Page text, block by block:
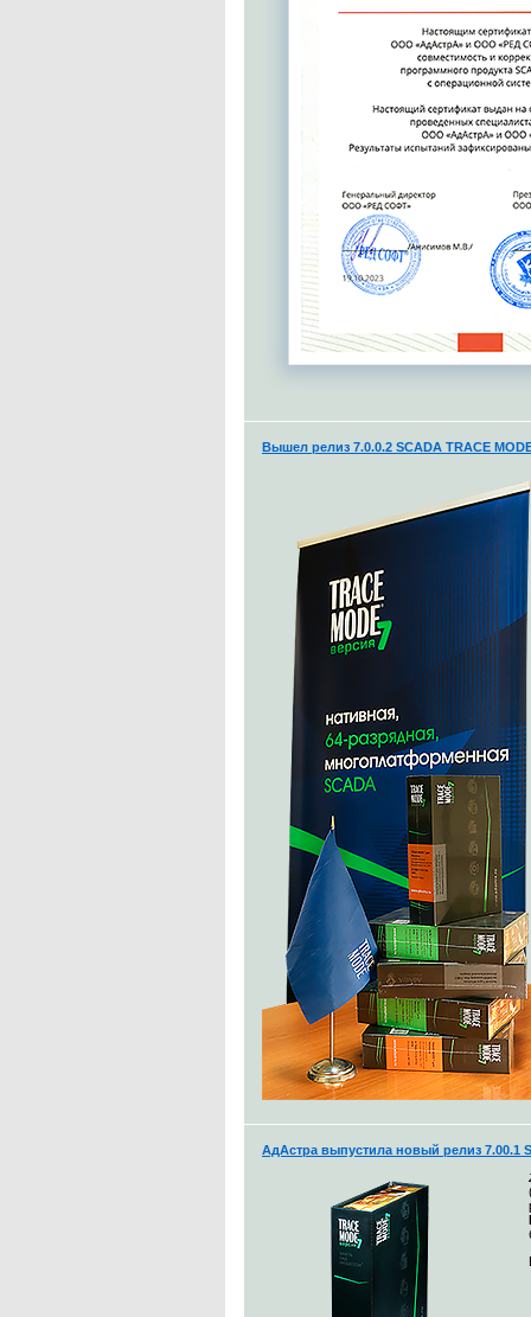
Вышел релиз 7.0.0.2 SCADA TRACE
АдАстра выпустила новый релиз 7.00.1